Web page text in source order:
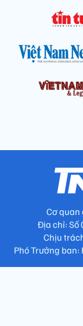
Cơ quan
Địa chỉ: Số
Chịu
Phó Trưởng ban: